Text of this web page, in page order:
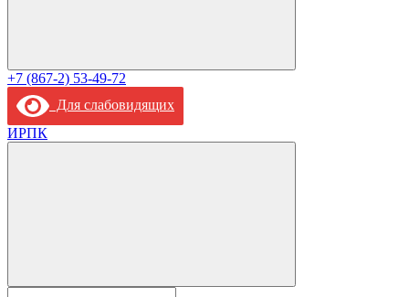
+7 (867-2) 53-49-72
Для слабовидящих
ИРПК